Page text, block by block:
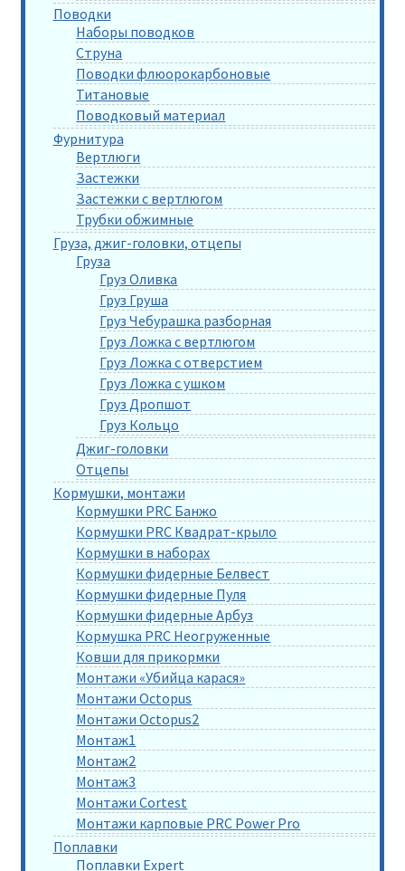
Поводки
Наборы поводков
Струна
Поводки флюорокарбоновые
Титановые
Поводковый материал
Фурнитура
Вертлюги
Застежки
Застежки с вертлюгом
Трубки обжимные
Груза, джиг-головки, отцепы
Груза
Груз Оливка
Груз Груша
Груз Чебурашка разборная
Груз Ложка с вертлюгом
Груз Ложка с отверстием
Груз Ложка с ушком
Груз Дропшот
Груз Кольцо
Джиг-головки
Отцепы
Кормушки, монтажи
Кормушки PRC Банжо
Кормушки PRC Квадрат-крыло
Кормушки в наборах
Кормушки фидерные Белвест
Кормушки фидерные Пуля
Кормушки фидерные Арбуз
Кормушка PRC Неогруженные
Ковши для прикормки
Монтажи «Убийца карася»
Монтажи Octopus
Монтажи Octopus2
Монтаж1
Монтаж2
Монтаж3
Монтажи Cortest
Монтажи карповые PRC Power Pro
Поплавки
Поплавки Expert